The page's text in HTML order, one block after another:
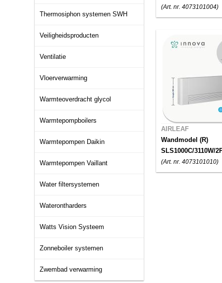
Thermosiphon systemen SWH
Veiligheidsproducten
Ventilatie
Vloerverwarming
Warmteoverdracht glycol
Warmtepompboilers
Warmtepompen Daikin
Warmtepompen Vaillant
Water filtersystemen
Waterontharders
Watts Vision Systeem
Zonneboiler systemen
Zwembad verwarming
(Art. nr. 4073101004)
AIRLEAF
Wandmodel (R)
SLS1000C/3110W/
(Art. nr. 4073101010)